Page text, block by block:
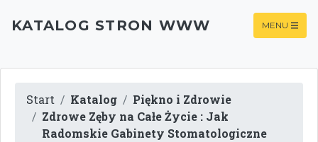
KATALOG STRON WWW MENU
Start Katalog
Piękno i Zdrowie
Zdrowe Zęby na Całe Życie : Jak
Radomskie Gabinety Stomatologiczne